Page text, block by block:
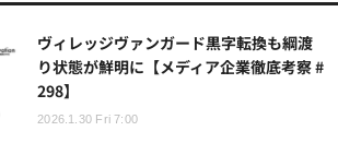
ヴィレッジヴァンガード黒字転換も綱渡
り状態が鮮明に【メディア企業徹底考察 #
298】
2026.1.30 Fri 7:00